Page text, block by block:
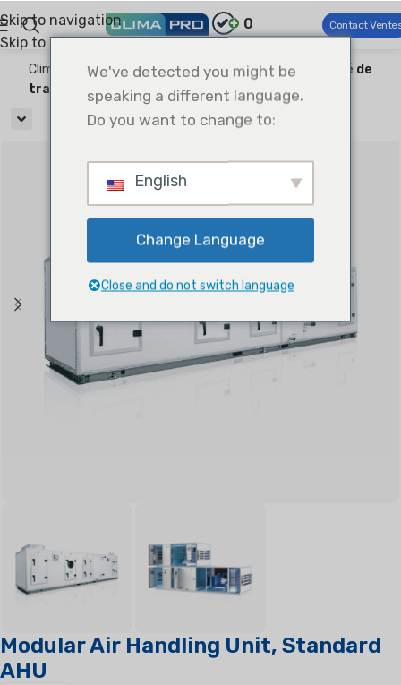
Skip to navigation
Skip to main content
0 Contact
Climapro® CVC commercial Produits côté air
Unité de
traitement de l'air modulaire
Modular Air Handling Unit, Standard
AHU
We've detected you might be
speaking a different language.
Do you want to change to:
English
Change Language
Close and do not switch language